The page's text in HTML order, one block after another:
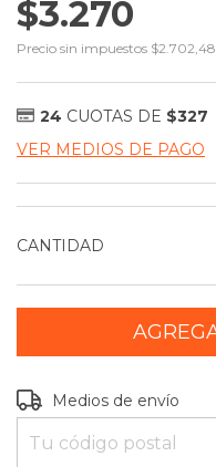
$3.270
Precio sin impuestos $2.702,48
24 CUOTAS DE $327
VER MEDIOS DE PAGO
CANTIDAD
Entregas para el CP:
Medios de envío